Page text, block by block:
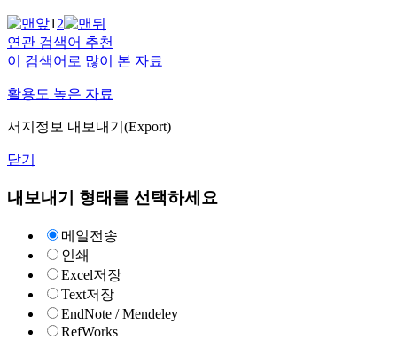
12
연관 검색어 추천
이 검색어로 많이 본 자료
활용도 높은 자료
서지정보 내보내기(Export)
닫기
내보내기 형태를 선택하세요
메일전송
인쇄
Excel저장
Text저장
EndNote / Mendeley
RefWorks